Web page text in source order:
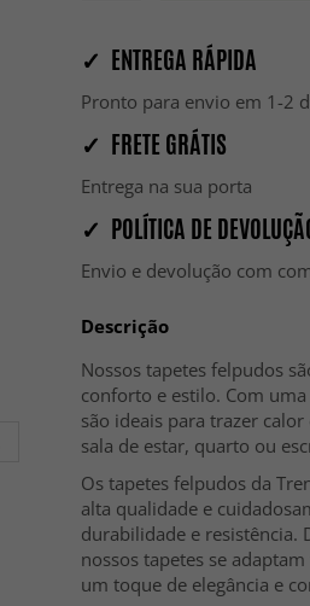
✓ ENTREGA RÁPIDA
Pronto para envio em 1-2
✓ FRETE GRÁTIS
Entrega na sua porta
✓ POLÍTICA DE
Envio e devolução com
Descrição
Nossos tapetes felpudos
conforto e estilo. Com
são ideais para trazer
sala de estar, quarto ou
Os tapetes felpudos da
alta qualidade e
durabilidade e resistência.
nossos tapetes se
um toque de elegância e